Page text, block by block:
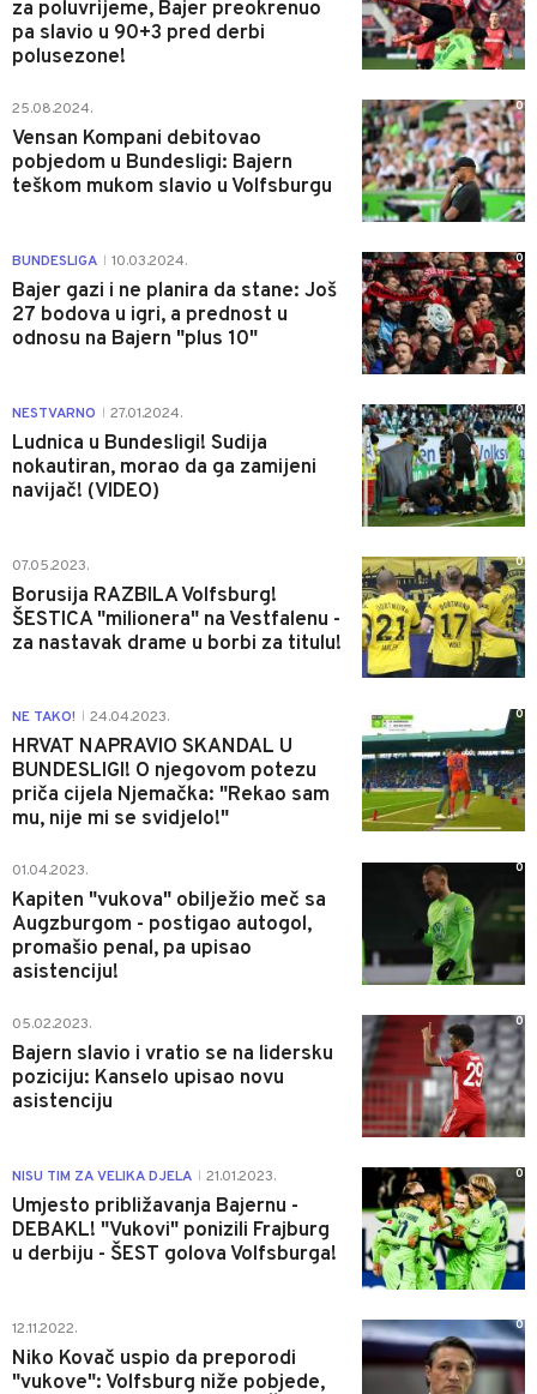
za poluvrijeme, Bajer preokrenuo
pa slavio u 90+3 pred derbi
polusezone!
25.08.2024.
Vensan Kompani debitovao
pobjedom u Bundesligi: Bajern
teškom mukom slavio u Volfsburgu
0
BUNDESLIGA 10.03.2024.
Bajer gazi i ne planira da stane: Još
27 bodova u igri, a prednost u
odnosu na Bajern "plus 10"
0
NESTVARNO 27.01.2024.
Ludnica u Bundesligi! Sudija
nokautiran, morao da ga zamijeni
navijač! (VIDEO)
0
07.05.2023.
Borusija RAZBILA Volfsburg!
ŠESTICA "milionera" na Vestfalenu -
za nastavak drame u borbi za titulu!
0
NE TAKO! 24.04.2023.
HRVAT NAPRAVIO SKANDAL U
BUNDESLIGI! O njegovom potezu
priča cijela Njemačka: "Rekao sam
mu, nije mi se svidjelo!"
0
01.04.2023.
Kapiten "vukova" obilježio meč sa
Augzburgom - postigao autogol,
promašio penal, pa upisao
asistenciju!
0
05.02.2023.
Bajern slavio i vratio se na lidersku
poziciju: Kanselo upisao novu
asistenciju
0
NISU TIM ZA VELIKA DJELA 21.01.2023.
Umjesto približavanja Bajernu -
DEBAKL! "Vukovi" ponizili Frajburg
u derbiju - ŠEST golova Volfsburga!
0
12.11.2022.
Niko Kovač uspio da preporodi
"vukove": Volfsburg niže pobjede,
0